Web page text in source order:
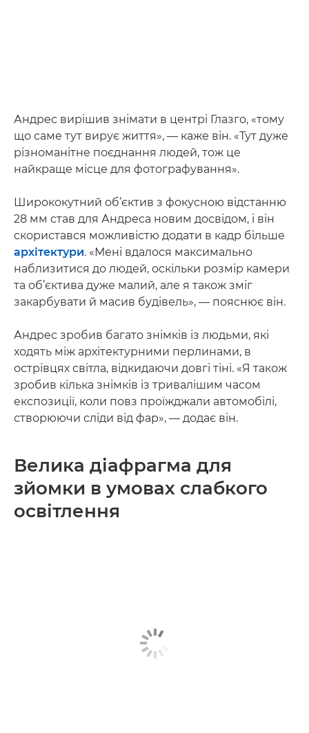
Андрес вирішив знімати в центрі Глазго, «тому
що саме тут вирує життя», — каже він. «Тут дуже
різноманітне поєднання людей, тож це
найкраще місце для фотографування».
Ширококутний об’єктив з фокусною відстанню
28 мм став для Андреса новим досвідом, і він
скористався можливістю додати в кадр більше
архітектури. «Мені вдалося максимально
наблизитися до людей, оскільки розмір камери
та об’єктива дуже малий, але я також зміг
закарбувати й масив будівель», — пояснює він.
Андрес зробив багато знімків із людьми, які
ходять між архітектурними перлинами, в
острівцях світла, відкидаючи довгі тіні. «Я також
зробив кілька знімків із тривалішим часом
експозиції, коли повз проїжджали автомобілі,
створюючи сліди від фар», — додає він.
Велика діафрагма для
зйомки в умовах слабкого
освітлення